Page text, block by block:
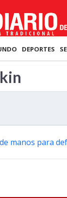
DEPORTES
manos para